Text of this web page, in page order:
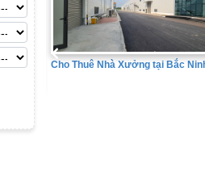
Thuê Nhà Xưởng tại Bắc Ninh